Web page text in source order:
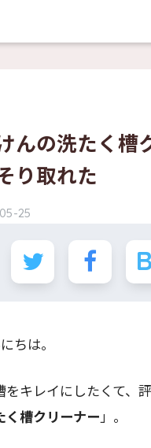
んの洗たく槽
り取れた
25
ちは。
キレイにしたくて、
く槽クリーナー」。